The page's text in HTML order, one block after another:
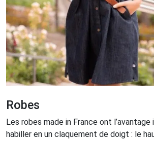
Robes
Les robes made in France ont l’avantage
habiller en un claquement de doigt : le